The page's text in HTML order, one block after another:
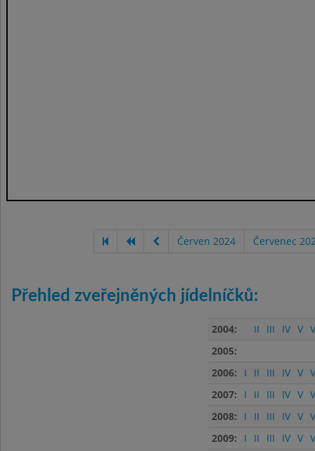
Červen 2024 Červenec
Přehled zveřejněných jídelníčků:
2004: II III IV V
2005:
2006:
I II III IV V
2007:
I II III IV V
2008:
I II III IV V
2009:
I II III IV V